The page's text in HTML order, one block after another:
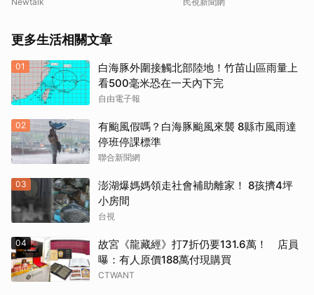
更多生活相關文章
01
白海豚外圍接觸北部陸地！竹苗山區雨量上
看500毫米恐在一天內下完
自由電子報
02
有颱風假嗎？白海豚颱風來襲 8縣市風雨達
停班停課標準
聯合新聞網
03
澎湖爆媽媽領走社會補助離家！ 8孩擠4坪
小房間
台視
04
故宮《龍藏經》打7折仍要131.6萬！ 店員
曝：有人原價188萬付現購買
CTWANT